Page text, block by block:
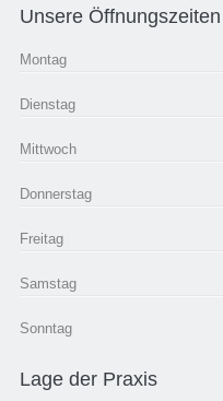
Unsere Öffnungszeiten
Montag
Dienstag
Mittwoch
Donnerstag
Freitag
Samstag
Sonntag
Lage der Praxis